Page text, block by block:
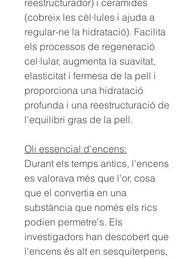
reestructurador) i ceramides
(cobreix les cèl·lules i ajuda a
regular-ne la hidratació). Facilita
els processos de regeneració
cel·lular, augmenta la suavitat,
elasticitat i fermesa de la pell i
proporciona una hidratació
profunda i una reestructuració de
l'equilibri gras de la pell.
Oli essencial d'encens:
Durant els temps antics, l'encens
es valorava més que l'or, cosa
que el convertia en una
substància que només els rics
podien permetre's. Els
investigadors han descobert que
l'encens és alt en sesquiterpens,